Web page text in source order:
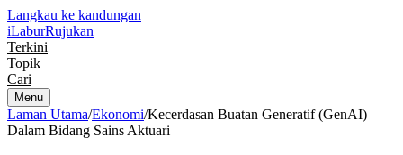
Langkau ke kandungan
iLaburRujukan
Terkini
Topik
Cari
Menu
Laman Utama/Ekonomi/Kecerdasan Buatan Generatif (GenAI)
Dalam Bidang Sains Aktuari